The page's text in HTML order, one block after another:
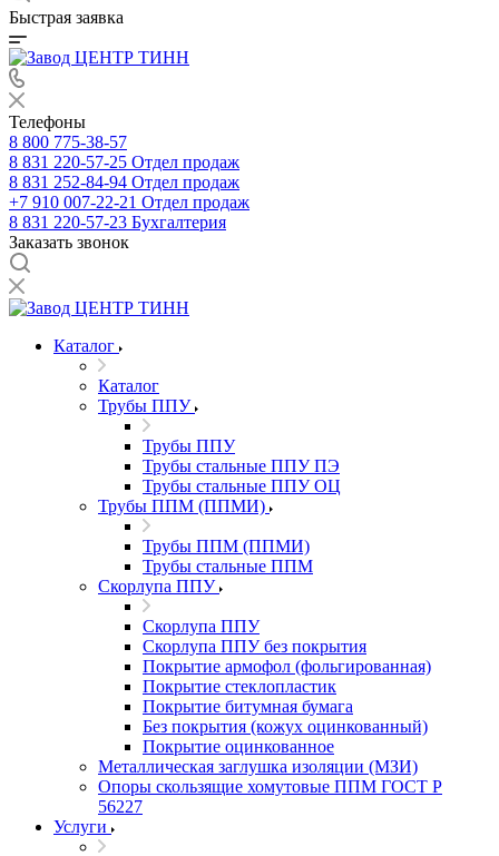
Быстрая заявка
Телефоны
8 800 775-38-57
8 831 220-57-25 Отдел продаж
8 831 252-84-94 Отдел продаж
+7 910 007-22-21 Отдел продаж
8 831 220-57-23 Бухгалтерия
Заказать звонок
Каталог
Каталог
Трубы ППУ
Трубы ППУ
Трубы стальные ППУ ПЭ
Трубы стальные ППУ ОЦ
Трубы ППМ (ППМИ)
Трубы ППМ (ППМИ)
Трубы стальные ППМ
Скорлупа ППУ
Скорлупа ППУ
Скорлупа ППУ без покрытия
Покрытие армофол (фольгированная)
Покрытие стеклопластик
Покрытие битумная бумага
Без покрытия (кожух оцинкованный)
Покрытие оцинкованное
Металлическая заглушка изоляции (МЗИ)
Опоры скользящие хомутовые ППМ ГОСТ Р
56227
Услуги